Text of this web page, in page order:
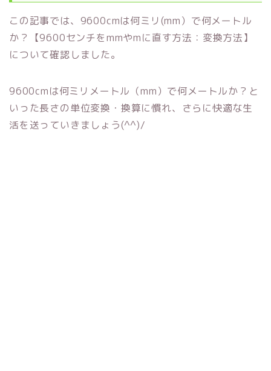
この記事では、9600cmは何ミリ(mm）で何メートル
か？【9600センチをmmやmに直す方法：変換方法】
について確認しました。
9600cmは何ミリメートル（mm）で何メートルか？と
いった長さの単位変換・換算に慣れ、さらに快適な生
活を送っていきましょう(^^)/